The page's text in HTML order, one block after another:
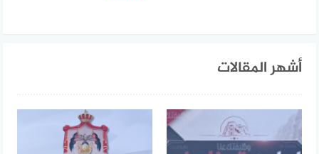
أشهر المقالات